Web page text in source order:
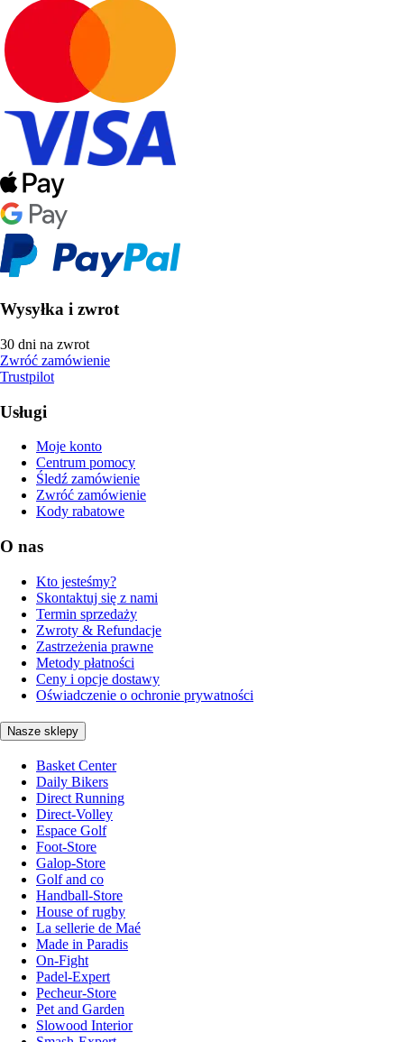
Wysyłka i zwrot
30 dni na zwrot
Zwróć zamówienie
Trustpilot
Usługi
Moje konto
Centrum pomocy
Śledź zamówienie
Zwróć zamówienie
Kody rabatowe
O nas
Kto jesteśmy?
Skontaktuj się z nami
Termin sprzedaży
Zwroty & Refundacje
Zastrzeżenia prawne
Metody płatności
Ceny i opcje dostawy
Oświadczenie o ochronie prywatności
Nasze sklepy
Basket Center
Daily Bikers
Direct Running
Direct-Volley
Espace Golf
Foot-Store
Galop-Store
Golf and co
Handball-Store
House of rugby
La sellerie de Maé
Made in Paradis
On-Fight
Padel-Expert
Pecheur-Store
Pet and Garden
Slowood Interior